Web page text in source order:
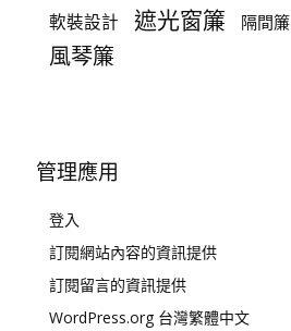
軟裝設計 遮光窗簾 隔間簾
風琴簾
管理應用
登入
訂閱網站內容的資訊提供
訂閱留言的資訊提供
WordPress.org 台灣繁體中文